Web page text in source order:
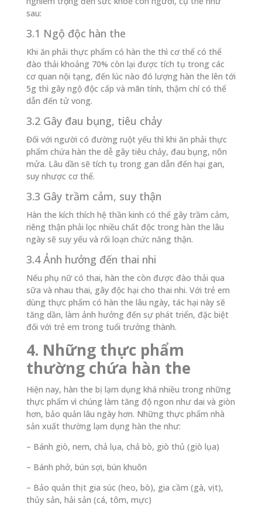
sau:
3.1 Ngộ độc hàn the
Khi ăn phải thực phẩm có hàn the thì cơ thể có thể
đào thải khoảng 70% còn lại được tích tụ trong các
cơ quan nội tạng, đến lúc nào đó lượng hàn the lên tới
5g thì gây ngộ độc cấp và mãn tính, thậm chí có thể
dẫn đến tử vong.
3.2 Gây đau bụng, tiêu chảy
Đối với người có đường ruột yếu thì khi ăn phải thực
phẩm chứa hàn the dễ gây tiêu chảy, đau bụng, nôn
mửa. Lâu dần sẽ tích tụ trong gan dẫn đến hại gan,
suy nhược cơ thể.
3.3 Gây trầm cảm, suy thận
Hàn the kích thích hệ thần kinh có thể gây trầm cảm,
riêng thận phải lọc nhiều chất độc trong hàn the lâu
ngày sẽ suy yếu và rối loạn chức năng thận.
3.4 Ảnh hưởng đến thai nhi
Nếu phụ nữ có thai, hàn the còn được đào thải qua
sữa và nhau thai, gây độc hại cho thai nhi. Với trẻ em
dùng thực phẩm có hàn the lâu ngày, tác hại này sẽ
tăng dần, làm ảnh hưởng đến sự phát triển, đặc biệt
đối với trẻ em trong tuổi trưởng thành.
4. Những thực phẩm
thường chứa hàn the
Hiện nay, hàn the bị lạm dụng khá nhiều trong những
thực phẩm vì chúng làm tăng độ ngon như dai và giòn
hơn, bảo quản lâu ngày hơn. Những thực phẩm nhà
sản xuất thường lạm dụng hàn the như:
– Bánh giò, nem, chả lụa, chả bò, giò thủ (giò lụa)
– Bánh phở, bún sợi, bún khuôn
– Bảo quản thịt gia súc (heo, bò), gia cầm (gà, vịt),
thủy sản, hải sản (cá, tôm, mực)